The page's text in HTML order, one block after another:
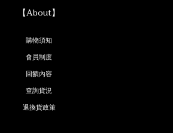
【About】
購物須知
會員制度
回饋內容
查詢貨況
退換貨政策